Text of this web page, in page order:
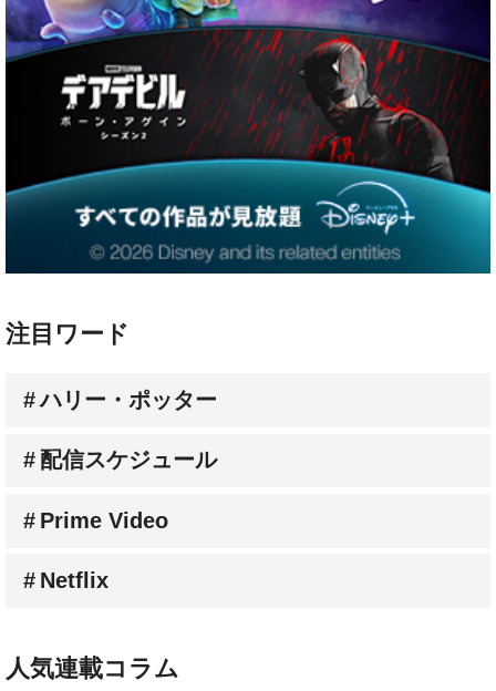
注目ワード
ハリー・ポッター
配信スケジュール
Prime Video
Netflix
人気連載コラム